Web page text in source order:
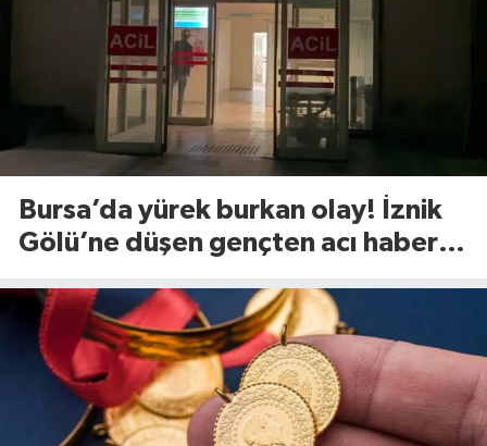
Bursa’da yürek burkan olay! İznik
Gölü’ne düşen gençten acı haber